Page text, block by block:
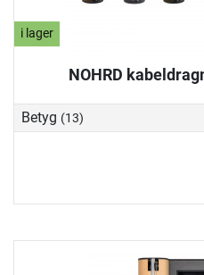
i lager
NOHRD
Betyg (13)